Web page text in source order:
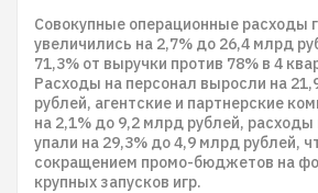
Совокупные операционные расходы
увеличились на 2,7% до 26,4 млрд
71,3% от выручки против 78% в 4
Расходы на персонал выросли на
рублей, агентские и партнерские
на 2,1% до 9,2 млрд рублей, расходы
упали на 29,3% до 4,9 млрд рублей,
сокращением промо-бюджетов на
крупных запусков игр.